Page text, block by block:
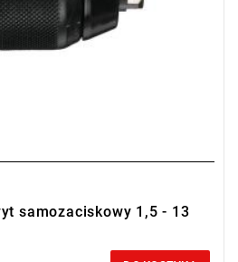
samozaciskowy 1,5 - 13